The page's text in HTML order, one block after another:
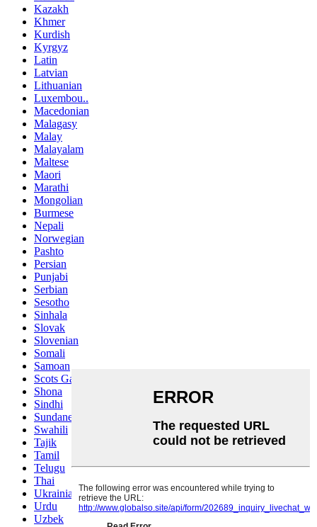
Kazakh
Khmer
Kurdish
Kyrgyz
Latin
Latvian
Lithuanian
Luxembou..
Macedonian
Malagasy
Malay
Malayalam
Maltese
Maori
Marathi
Mongolian
Burmese
Nepali
Norwegian
Pashto
Persian
Punjabi
Serbian
Sesotho
Sinhala
Slovak
Slovenian
Somali
Samoan
Scots Gaelic
Shona
Sindhi
Sundanese
Swahili
Tajik
Tamil
Telugu
Thai
Ukrainian
Urdu
Uzbek